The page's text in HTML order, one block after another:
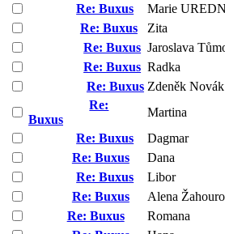
Re: Buxus
Marie
Re: Buxus
Zita
Re: Buxus Jaroslava
Re: Buxus Radka
Re: Buxus Zdeněk Novák
Re:
Buxus
Martina
Re: Buxus
Dagmar
Re: Buxus
Dana
Re: Buxus
Libor
Re: Buxus
Alena
Re: Buxus
Romana